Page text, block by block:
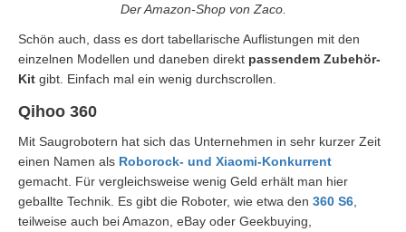
Der Amazon-Shop von Zaco.
Schön auch, dass es dort tabellarische Auflistungen mit den
einzelnen Modellen und daneben direkt passendem Zubehör-
Kit gibt. Einfach mal ein wenig durchscrollen.
Qihoo 360
Mit Saugrobotern hat sich das Unternehmen in sehr kurzer Zeit
einen Namen als Roborock- und Xiaomi-Konkurrent
gemacht. Für vergleichsweise wenig Geld erhält man hier
geballte Technik. Es gibt die Roboter, wie etwa den 360 S6
teilweise auch bei Amazon, eBay oder Geekbuying,